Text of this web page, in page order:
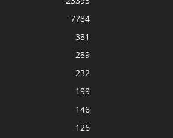
7784
381
289
232
199
146
126